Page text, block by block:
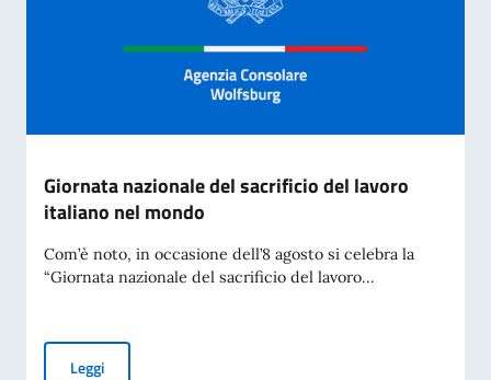
Giornata nazionale del sacrificio del lavoro
italiano nel mondo
Com’è noto, in occasione dell’8 agosto si celebra la
“Giornata nazionale del sacrificio del lavoro...
LeggiGiornata nazionale del sacrificio del lavoro italiano nel